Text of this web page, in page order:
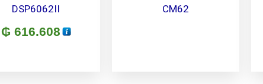
DSP6062II
₲ 616.608
CM62